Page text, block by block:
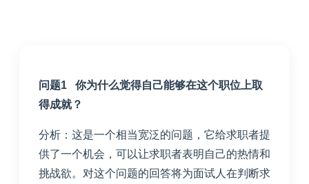
问题1 你为什么觉得自己能够在这个职位上取
得成就？
分析：这是一个相当宽泛的问题，它给求职者提
供了一个机会，可以让求职者表明自己的热情和
挑战欲。对这个问题的回答将为面试人在判断求